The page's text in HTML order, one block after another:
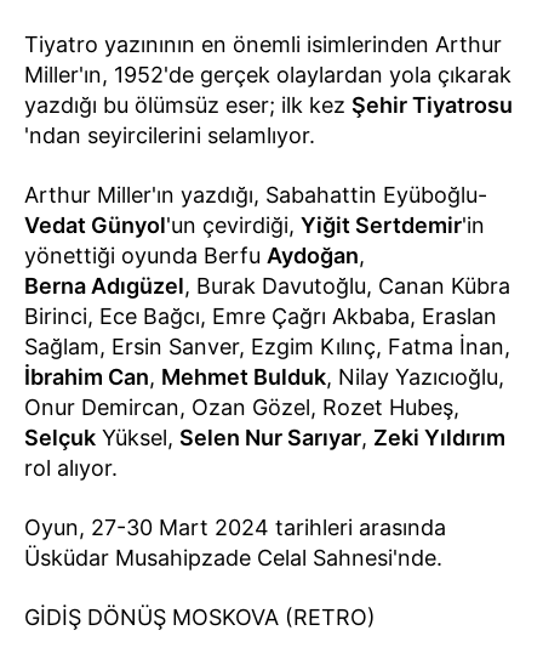
Tiyatro yazınının en önemli isimlerinden Arthur
Miller'ın, 1952'de gerçek olaylardan yola çıkarak
yazdığı bu ölümsüz eser; ilk kez Şehir Tiyatrosu
'ndan seyircilerini selamlıyor.
Arthur Miller'ın yazdığı, Sabahattin Eyüboğlu-
Vedat Günyol'un çevirdiği, Yiğit Sertdemir'in
yönettiği oyunda Berfu Aydoğan,
Berna Adıgüzel, Burak Davutoğlu, Canan Kübra
Birinci, Ece Bağcı, Emre Çağrı Akbaba, Eraslan
Sağlam, Ersin Sanver, Ezgim Kılınç, Fatma İnan,
İbrahim Can, Mehmet Bulduk, Nilay Yazıcıoğlu,
Onur Demircan, Ozan Gözel, Rozet Hubeş,
Selçuk Yüksel, Selen Nur Sarıyar, Zeki Yıldırım
rol alıyor.
Oyun, 27-30 Mart 2024 tarihleri arasında
Üsküdar Musahipzade Celal Sahnesi'nde.
GİDİŞ DÖNÜŞ MOSKOVA (RETRO)